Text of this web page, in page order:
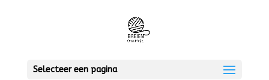
Selecteer een pagina